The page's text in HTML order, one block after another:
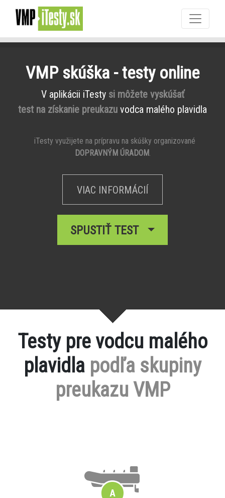
VMP skúška - testy online
V aplikácii iTesty si môžete vyskúšať
test na získanie preukazu vodca malého plavidla
iTesty využijete na prípravu na skúšky organizované
DOPRAVNÝM ÚRADOM.
VIAC INFORMÁCIÍ
SPUSTIŤ TEST
Testy pre vodcu malého
plavidla podľa skupiny
preukazu VMP